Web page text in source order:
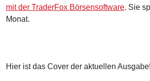
mit der TraderFox Börsensoftware. Sie
Monat.
Hier ist das Cover der aktuellen Ausgabe!